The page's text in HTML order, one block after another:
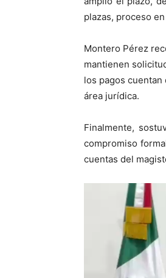
plazas, proceso
Montero Pérez
mantienen
los pagos
área jurídica.
Finalmente,
compromiso
cuentas del
Reproductor